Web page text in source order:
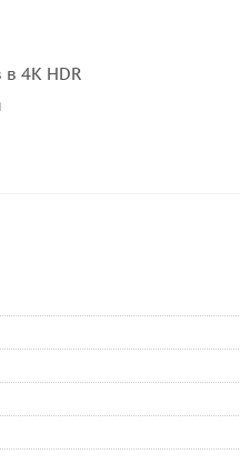
4K HDR